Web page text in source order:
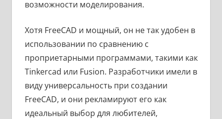
возможности моделирования.
Хотя FreeCAD и мощный, он не так удобен в
использовании по сравнению с
проприетарными программами, такими как
Tinkercad или Fusion. Разработчики имели в
виду универсальность при создании
FreeCAD, и они рекламируют его как
идеальный выбор для любителей,